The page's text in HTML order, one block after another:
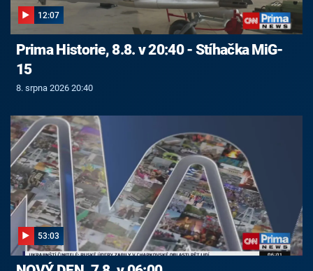
12:07
Prima Historie, 8.8. v 20:40 - Stíhačka MiG-
15
8. srpna 2026 20:40
53:03